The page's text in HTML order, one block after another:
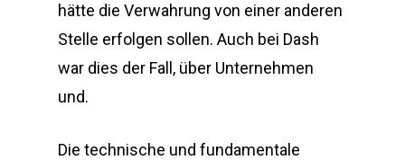
hätte die Verwahrung von einer anderen
Stelle erfolgen sollen. Auch bei Dash
war dies der Fall, über Unternehmen
und.
Die technische und fundamentale